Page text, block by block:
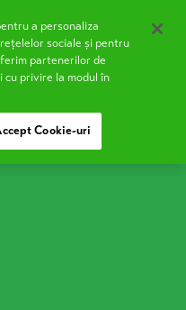
EN
a personaliza
sociale și pentru
partenerilor de
cu privire la modul în
Cookie-uri